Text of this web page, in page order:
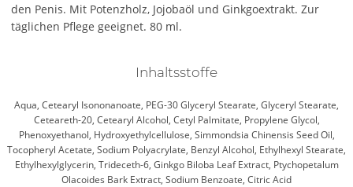
den Penis. Mit Potenzholz, Jojobaöl und Ginkgoextrakt. Zur
täglichen Pflege geeignet. 80 ml.
Inhaltsstoffe
Aqua, Cetearyl Isononanoate, PEG-30 Glyceryl Stearate, Glyceryl Stearate,
Ceteareth-20, Cetearyl Alcohol, Cetyl Palmitate, Propylene Glycol,
Phenoxyethanol, Hydroxyethylcellulose, Simmondsia Chinensis Seed Oil,
Tocopheryl Acetate, Sodium Polyacrylate, Benzyl Alcohol, Ethylhexyl Stearate,
Ethylhexylglycerin, Trideceth-6, Ginkgo Biloba Leaf Extract, Ptychopetalum
Olacoides Bark Extract, Sodium Benzoate, Citric Acid